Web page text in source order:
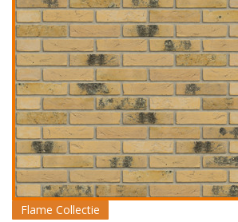
Flame Collectie